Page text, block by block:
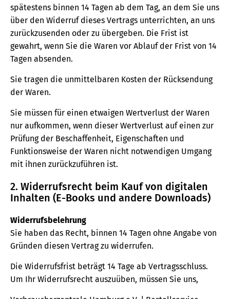
spätestens binnen 14 Tagen ab dem Tag, an dem Sie uns
über den Widerruf dieses Vertrags unterrichten, an uns
zurückzusenden oder zu übergeben. Die Frist ist
gewahrt, wenn Sie die Waren vor Ablauf der Frist von 14
Tagen absenden.
Sie tragen die unmittelbaren Kosten der Rücksendung
der Waren.
Sie müssen für einen etwaigen Wertverlust der Waren
nur aufkommen, wenn dieser Wertverlust auf einen zur
Prüfung der Beschaffenheit, Eigenschaften und
Funktionsweise der Waren nicht notwendigen Umgang
mit ihnen zurückzuführen ist.
2. Widerrufsrecht beim Kauf von digitalen
Inhalten (E-Books und andere Downloads)
Widerrufsbelehrung
Sie haben das Recht, binnen 14 Tagen ohne Angabe von
Gründen diesen Vertrag zu widerrufen.
Die Widerrufsfrist beträgt 14 Tage ab Vertragsschluss.
Um Ihr Widerrufsrecht auszuüben, müssen Sie uns,